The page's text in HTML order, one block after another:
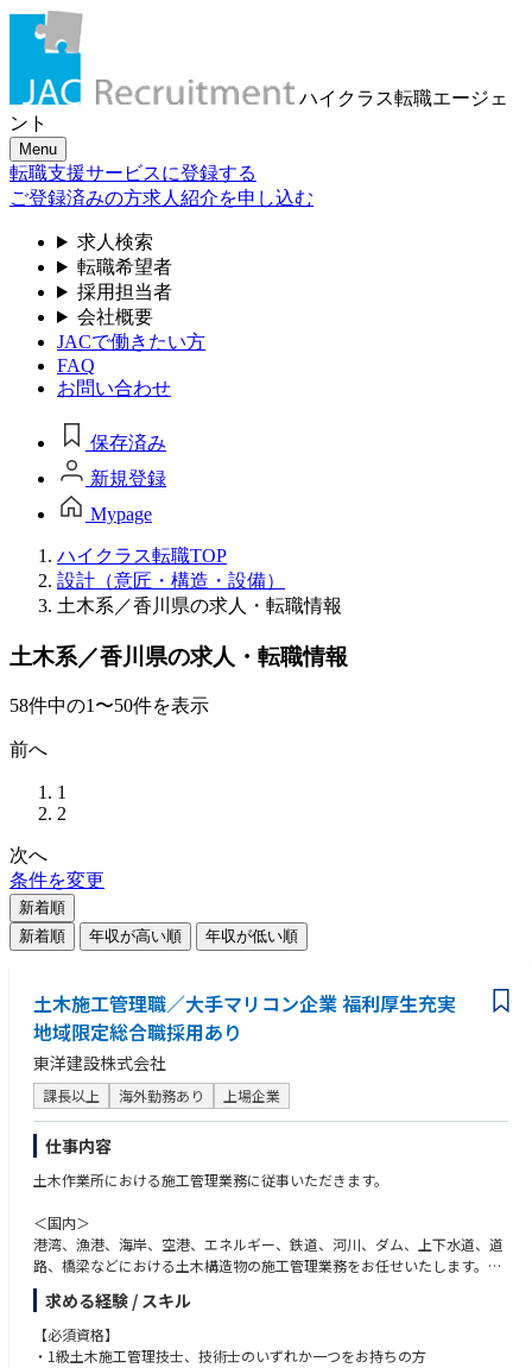
ハイクラス転職エージェ
ント
Menu
転職支援サービスに登録する
ご登録済みの方求人紹介を申し込む
求人検索
転職希望者
採用担当者
会社概要
JACで働きたい方
FAQ
お問い合わせ
保存済み
新規登録
Mypage
ハイクラス転職TOP
設計（意匠・構造・設備）
土木系／香川県の求人・転職情報
土木系／香川県の求人・転職情報
58件中の1〜50件を表示
前へ
1
2
次へ
条件を変更
新着順
新着順
年収が高い順 年収が低い順
土木施工管理職／大手マリコン企業 福利厚生充実
地域限定総合職採用あり
東洋建設株式会社
課長以上 海外勤務あり 上場企業
仕事内容
土木作業所における施工管理業務に従事いただきます。
＜国内＞
港湾、漁港、海岸、空港、エネルギー、鉄道、河川、ダム、上下水道、道
路、橋梁などにおける土木構造物の施工管理業務をお任せいたします。
工程管理、原価管理、安全管理、品質管理、環境管理、協力会社への指
示、近隣対応等 など
＜海外＞
求める経験 / スキル
【必須資格】
・1級土木施工管理技士、技術士のいずれか一つをお持ちの方